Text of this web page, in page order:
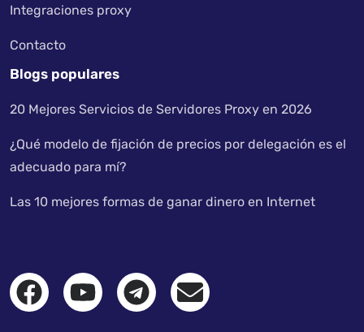
Integraciones proxy
Contacto
Blogs populares
20 Mejores Servicios de Servidores Proxy en 2026
¿Qué modelo de fijación de precios por delegación es el
adecuado para mí?
Las 10 mejores formas de ganar dinero en Internet